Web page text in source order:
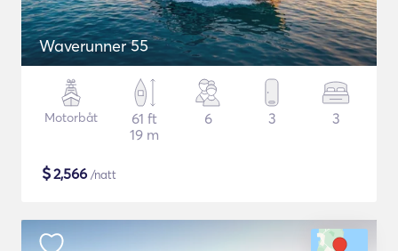
Waverunner 55
Motorbåt
61 ft
19 m
6 3 3
$2,566 /natt